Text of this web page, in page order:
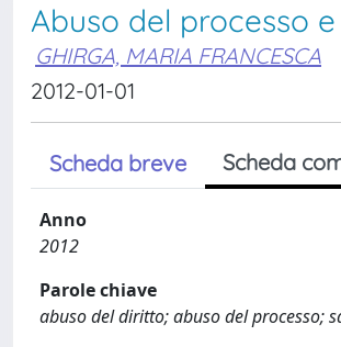
Abuso del processo
GHIRGA, MARIA FRANCESCA
2012-01-01
Scheda breve Scheda
Anno
2012
Parole chiave
abuso del diritto; abuso del processo;